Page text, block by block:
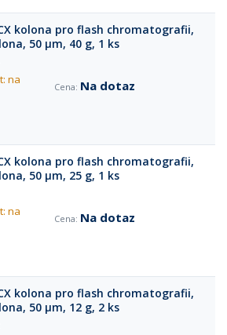
kolona pro flash chromatografii,
50 µm, 40 g, 1 ks
na
Na dotaz
kolona pro flash chromatografii,
50 µm, 25 g, 1 ks
na
Na dotaz
kolona pro flash chromatografii,
50 µm, 12 g, 2 ks